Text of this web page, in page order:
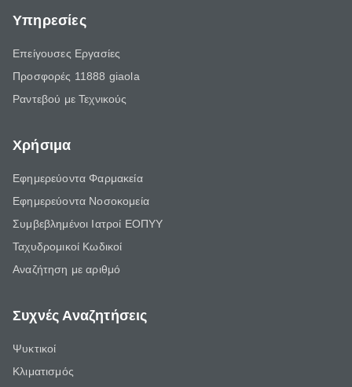
Υπηρεσίες
Επείγουσες Εργασίες
Προσφορές 11888 giaola
Ραντεβού με Τεχνικούς
Χρήσιμα
Εφημερεύοντα Φαρμακεία
Εφημερεύοντα Νοσοκομεία
Συμβεβλημένοι Ιατροί ΕΟΠΥΥ
Ταχυδρομικοί Κωδικοί
Αναζήτηση με αριθμό
Συχνές Αναζητήσεις
Ψυκτικοί
Κλιματισμός